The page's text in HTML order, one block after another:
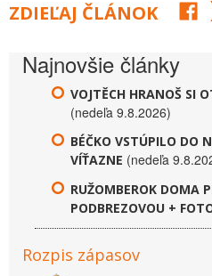
ZDIEĽAJ ČLÁNOK
Najnovšie články
VOJTĚCH HRANOŠ SI
(nedeľa 9.8.2026)
BÉČKO VSTÚPILO DO
VÍŤAZNE (nedeľa
RUŽOMBEROK DOMA
PODBREZOVOU +
Rozpis zápasov